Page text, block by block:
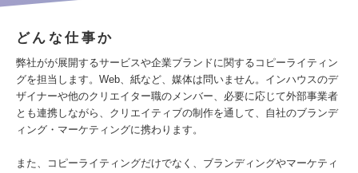
どんな仕事か
弊社がが展開するサービスや企業ブランドに関するコピーライティン
グを担当します。Web、紙など、媒体は問いません。インハウスのデ
ザイナーや他のクリエイター職のメンバー、必要に応じて外部事業者
とも連携しながら、クリエイティブの制作を通して、自社のブランデ
ィング・マーケティングに携わります。
また、コピーライティングだけでなく、ブランディングやマーケティ